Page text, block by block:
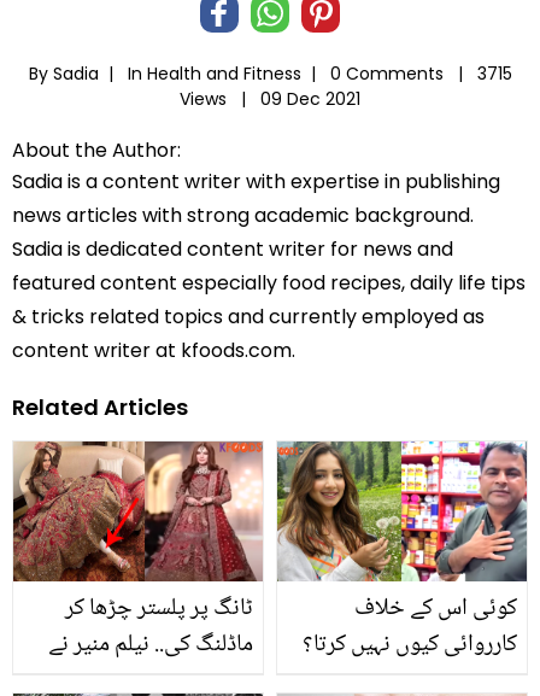
By Sadia | In Health and Fitness | 0 Comments |
3715
Views |
09 Dec 2021
About the Author:
Sadia is a content writer with expertise in publishing
news articles with strong academic background.
Sadia is dedicated content writer for news and
featured content especially food recipes, daily life tips
& tricks related topics and currently employed as
content writer at kfoods.com.
Related Articles
ٹانگ پر پلستر چڑھا کر
ماڈلنگ کی.. نیلم منیر نے
کوئی اس کے خلاف
کارروائی کیوں نہیں کرتا؟